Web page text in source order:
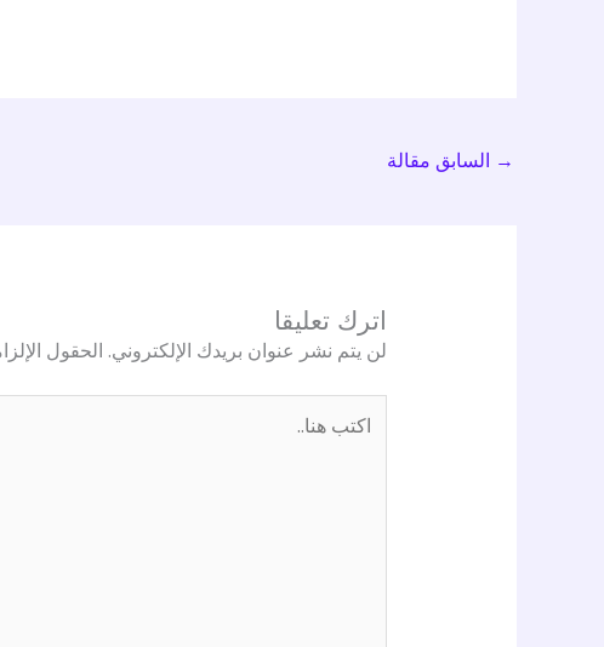
→ السابق مقالة
اترك تعليقا
لن يتم نشر عنوان بريدك الإلكتروني. الحقول
هنا..